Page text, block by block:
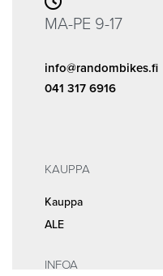
MA-PE 9-17
info@randombikes.fi
041 317 6916
KAUPPA
Kauppa
ALE
INFOA